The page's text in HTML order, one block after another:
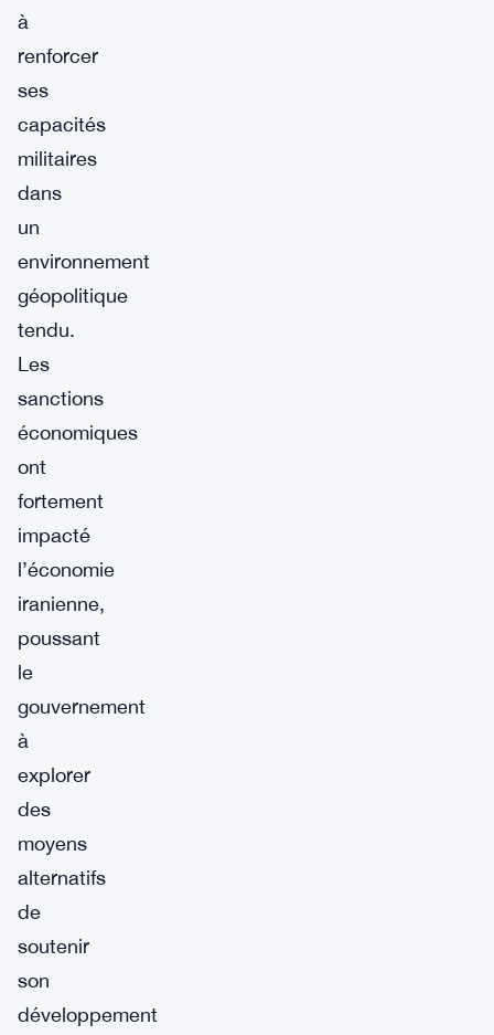
à
renforcer
ses
capacités
militaires
dans
un
environnement
géopolitique
tendu.
Les
sanctions
économiques
ont
fortement
impacté
l’économie
iranienne,
poussant
le
gouvernement
à
explorer
des
moyens
alternatifs
de
soutenir
son
développement